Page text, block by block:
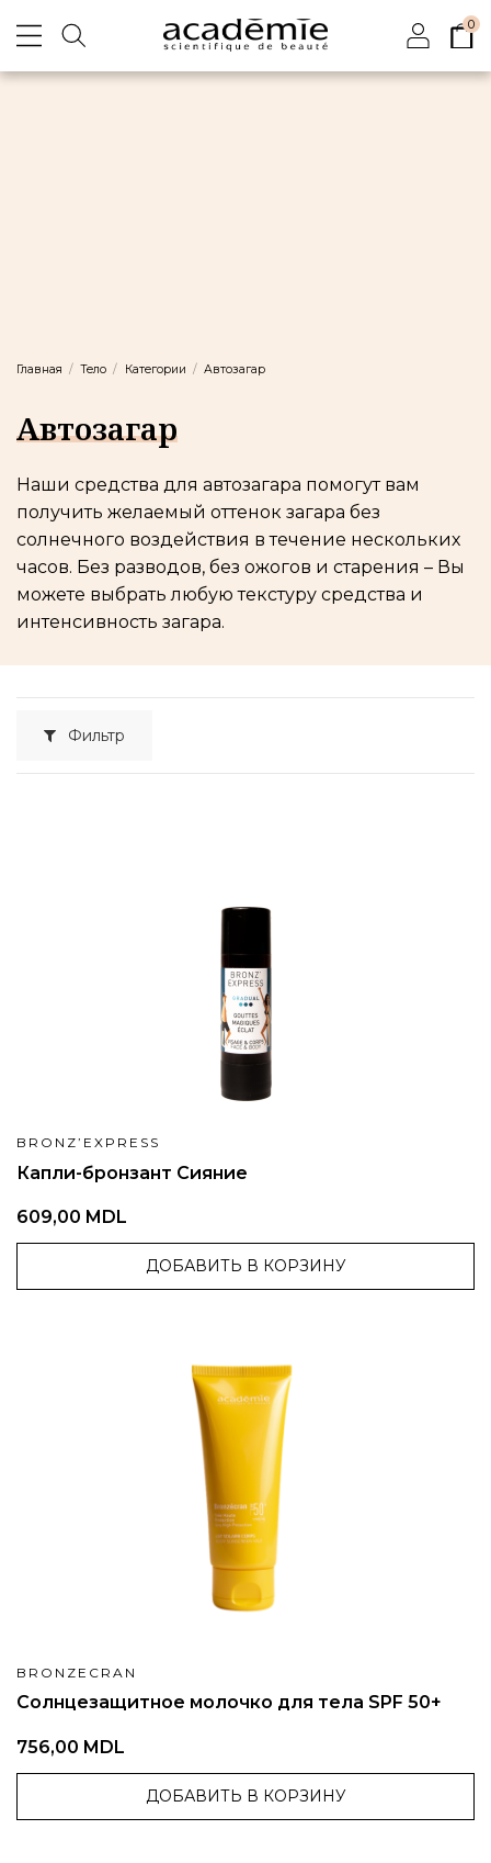
0
Главная Тело Категории Автозагар
Автозагар
Наши средства для автозагара помогут вам
получить желаемый оттенок загара без
солнечного воздействия в течение нескольких
часов. Без разводов, без ожогов и старения – Вы
можете выбрать любую текстуру средства и
интенсивность загара.
Фильтр
BRONZ’EXPRESS
Капли-бронзант Сияние
609,00 MDL
ДОБАВИТЬ В КОРЗИНУ
BRONZECRAN
Солнцезащитное молочко для тела SPF 50+
756,00 MDL
ДОБАВИТЬ В КОРЗИНУ